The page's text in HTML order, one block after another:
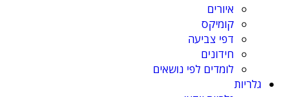
איורים
קומיקס
דפי צביעה
חידונים
לומדים לפי נושאים
גלריות